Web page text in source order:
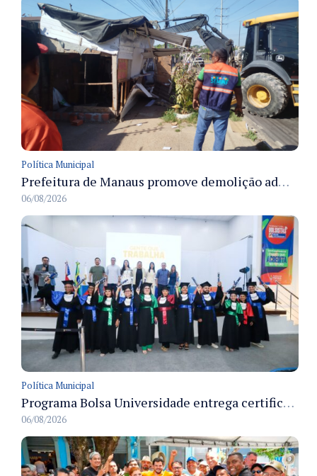
Política Municipal
Prefeitura de Manaus promove demolição administrativa de cinco estruturas que ocupavam calçada pública
06/08/2026
Política Municipal
Programa Bolsa Universidade entrega certificados a formandos em Manaus na sede do Executivo municipal
06/08/2026